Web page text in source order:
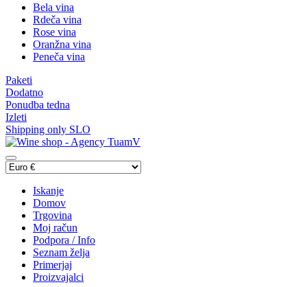
Bela vina
Rdeča vina
Rose vina
Oranžna vina
Peneča vina
Paketi
Dodatno
Ponudba tedna
Izleti
Shipping only SLO
Iskanje
Domov
Trgovina
Moj račun
Podpora / Info
Seznam želja
Primerjaj
Proizvajalci